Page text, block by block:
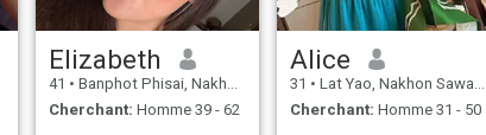
d'amour.
Elizabeth
41 • Banphot Phisai, Nakhon Sawan, Thailande
Cherchant: Homme 39 - 62
Alice
31 • Lat Yao, Nakhon Sawan, Thailande
Cherchant: Homme 31 - 50